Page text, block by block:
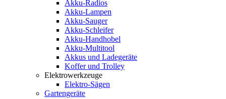
Akku-Radios
Akku-Lampen
Akku-Sauger
Akku-Schleifer
Akku-Handhobel
Akku-Multitool
Akkus und Ladegeräte
Koffer und Trolley
Elektrowerkzeuge
Elektro-Sägen
Gartengeräte